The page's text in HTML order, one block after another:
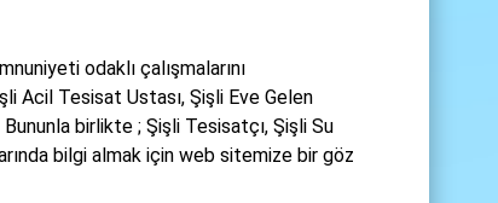
odaklı çalışmalarını
Acil Tesisat Ustası, Şişli Eve Gelen
birlikte ; Şişli Tesisatçı, Şişli Su
bilgi almak için web sitemize bir göz